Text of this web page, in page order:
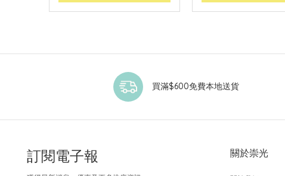
買滿$600免費本地送貨
訂閱電子報 關於崇光